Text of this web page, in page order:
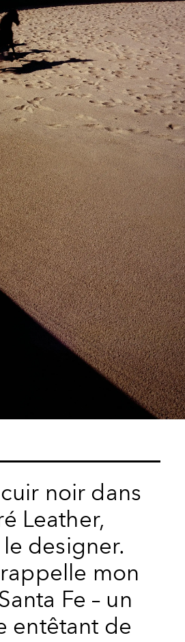
noir dans
Leather,
designer.
mon
Fe – un
entêtant de